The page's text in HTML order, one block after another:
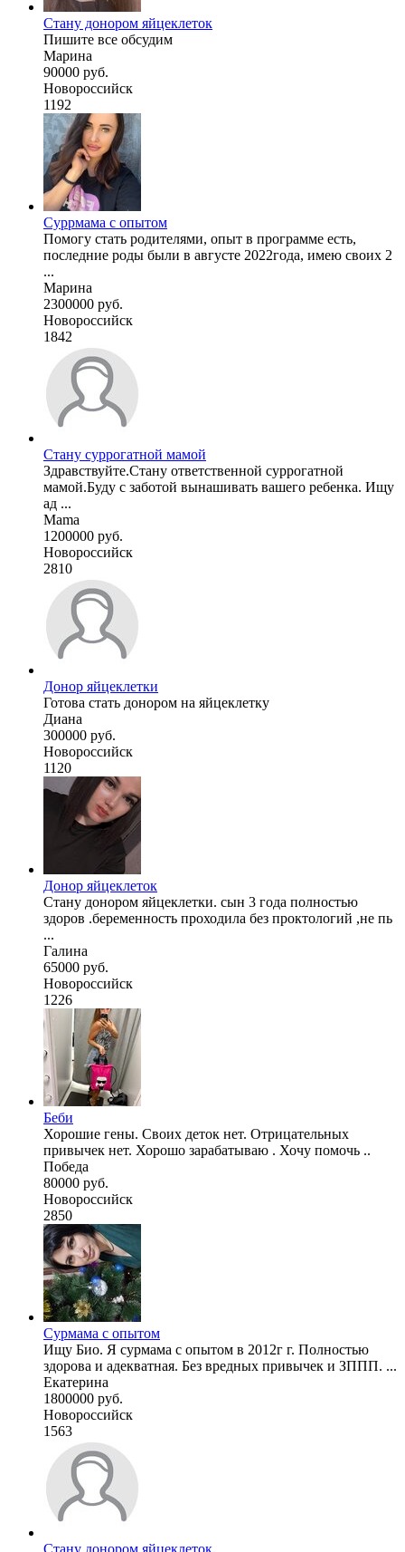
Стану донором яйцеклеток
Пишите все обсудим
Марина
90000 руб.
Новороссийск
1192
Суррмама с опытом
Помогу стать родителями, опыт в программе есть,
последние роды были в августе 2022года, имею своих 2
...
Марина
2300000 руб.
Новороссийск
1842
Стану суррогатной мамой
Здравствуйте.Стану ответственной суррогатной
мамой.Буду с заботой вынашивать вашего ребенка. Ищу
ад ...
Mama
1200000 руб.
Новороссийск
2810
Донор яйцеклетки
Готова стать донором на яйцеклетку
Диана
300000 руб.
Новороссийск
1120
Донор яйцеклеток
Стану донором яйцеклетки. сын 3 года полностью
здоров .беременность проходила без проктологий ,не пь
...
Галина
65000 руб.
Новороссийск
1226
Беби
Хорошие гены. Своих деток нет. Отрицательных
привычек нет. Хорошо зарабатываю . Хочу помочь ..
Победа
80000 руб.
Новороссийск
2850
Сурмама с опытом
Ищу Био. Я сурмама с опытом в 2012г г. Полностью
здорова и адекватная. Без вредных привычек и ЗППП. ...
Екатерина
1800000 руб.
Новороссийск
1563
Стану донором яйцеклеток.